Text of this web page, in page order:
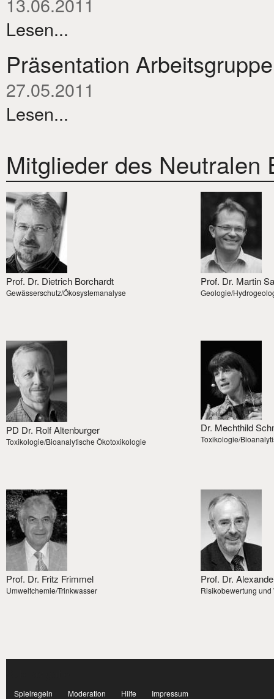
Lesen...
Präsentation
27.05.2011
Lesen...
Mitglieder des Neutralen
Prof. Dr. Dietrich Borchardt
Gewässerschutz/Ökosystemanalyse
Prof. Dr. Martin
Geologie/
PD Dr. Rolf Altenburger
Toxikologie/Bioanalytische Ökotoxikologie
Dr. Mechthild
Toxikologie/
Prof. Dr. Fritz Frimmel
Umweltchemie/Trinkwasser
Prof. Dr.
Risikobewertung und
Spielregeln Moderation Hilfe Impressum